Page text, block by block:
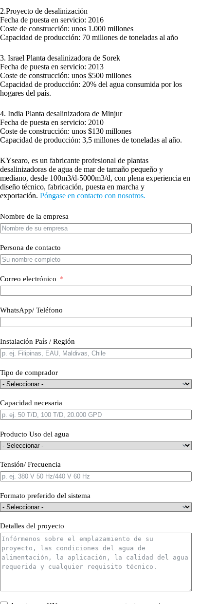
2.Proyecto de desalinización
Fecha de puesta en servicio: 2016
Coste de construcción: unos 1.000 millones
Capacidad de producción: 70 millones de toneladas al año
3. Israel Planta desalinizadora de Sorek
Fecha de puesta en servicio: 2013
Coste de construcción: unos $500 millones
Capacidad de producción: 20% del agua consumida por los
hogares del país.
4. India Planta desalinizadora de Minjur
Fecha de puesta en servicio: 2010
Coste de construcción: unos $130 millones
Capacidad de producción: 3,5 millones de toneladas al año.
KYsearo, es un fabricante profesional de plantas
desalinizadoras de agua de mar de tamaño pequeño y
mediano, desde 100m3/d-5000m3/d, con plena experiencia en
diseño técnico, fabricación, puesta en marcha y
exportación. Póngase en contacto con nosotros.
Nombre de la empresa
Persona de contacto
Correo electrónico
WhatsApp/ Teléfono
Instalación País / Región
Tipo de comprador
Capacidad necesaria
Producto Uso del agua
Tensión/ Frecuencia
Formato preferido del sistema
Detalles del proyecto